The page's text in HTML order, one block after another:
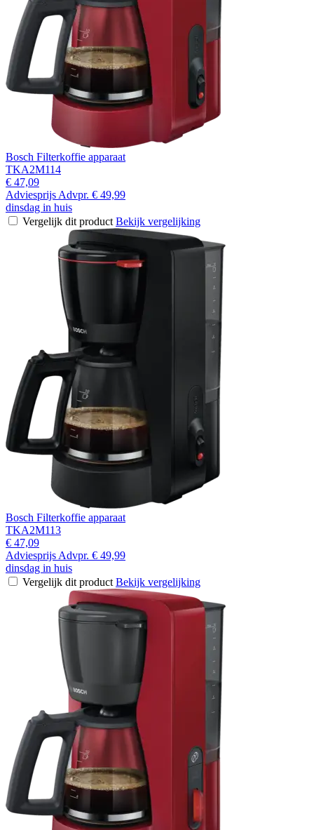
Bosch Filterkoffie apparaat
TKA2M114
€ 47,09
Adviesprijs Advpr. € 49,99
dinsdag in huis
Vergelijk dit product Bekijk vergelijking
Bosch Filterkoffie apparaat
TKA2M113
€ 47,09
Adviesprijs Advpr. € 49,99
dinsdag in huis
Vergelijk dit product Bekijk vergelijking